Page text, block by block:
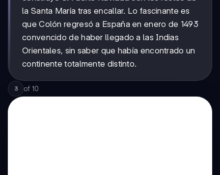
la Santa María tras encallar. Lo fascinante es
que Colón regresó a España en enero de 1493
convencido de haber llegado a las Indias
Orientales, sin saber que había encontrado un
continente totalmente distinto.
3 of 10